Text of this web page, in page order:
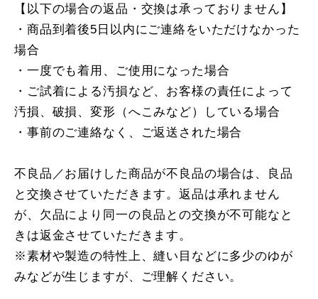
【以下の場合の返品・交換は承っておりません】
・商品到着後5日以内にご連絡をいただけなかった
場合
・一度でも着用、ご使用になった場合
・ご試着による汚損など、お客様の責任によって
汚損、破損、変形（へこみなど）している場合
・事前のご連絡なく、ご返送された場合
不良品／お届けした商品が不良品の場合は、良品
と交換させていただきます。返品は承れません
が、欠品により同一の良品との交換が不可能なと
きは返金させていただきます。
※素材や製造の特性上、縫い目などに多少のゆが
みなどが生じますが、ご理解ください。